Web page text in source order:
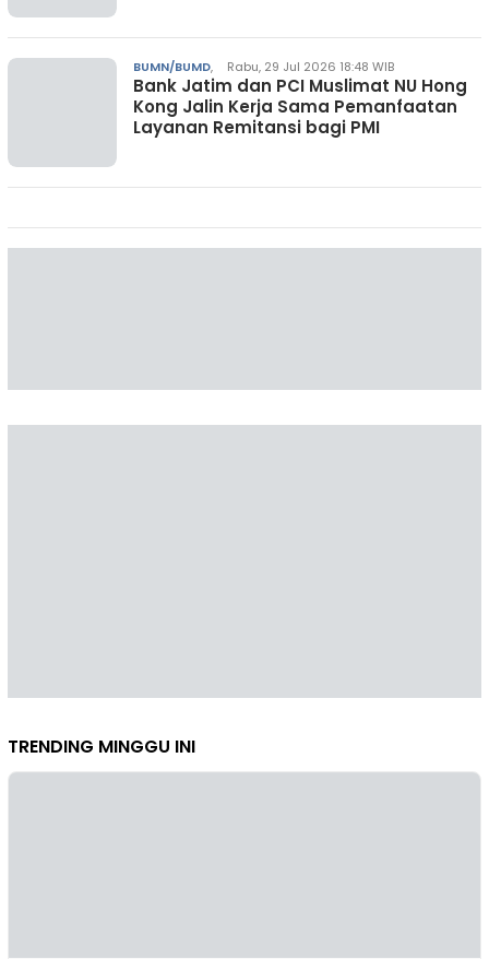
BUMN/BUMD, Rabu, 29 Jul 2026 18:48 WIB
Bank Jatim dan PCI Muslimat NU Hong
Kong Jalin Kerja Sama Pemanfaatan
Layanan Remitansi bagi PMI
TRENDING MINGGU INI